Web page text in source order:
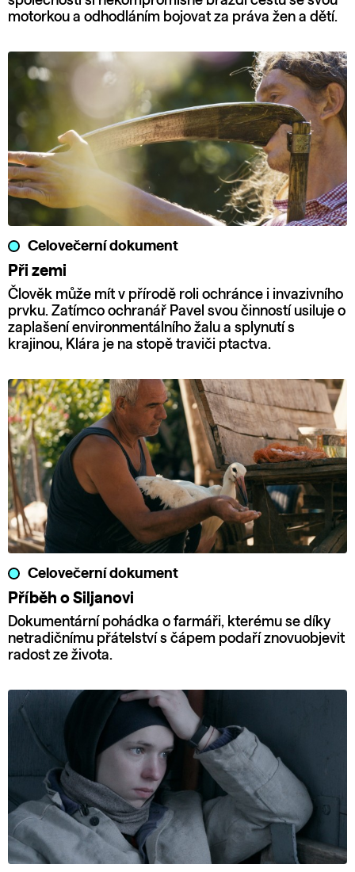
motorkou a odhodláním bojovat za práva žen a dětí.
Celovečerní dokument
Při zemi
Člověk může mít v přírodě roli ochránce i invazivního
prvku. Zatímco ochranář Pavel svou činností usiluje o
zaplašení environmentálního žalu a splynutí s
krajinou, Klára je na stopě traviči ptactva.
Celovečerní dokument
Příběh o Siljanovi
Dokumentární pohádka o farmáři, kterému se díky
netradičnímu přátelství s čápem podaří znovuobjevit
radost ze života.